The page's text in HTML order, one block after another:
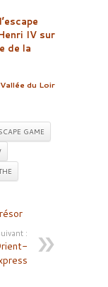
IV sur
de la
du Loir
GAME
: